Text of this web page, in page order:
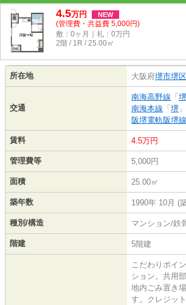
4.5万円 NEW
(管理費・共益費 5,000円)
敷：0ヶ月｜礼：0万円
2階 / 1R / 25.00㎡
所在地 大阪府堺市堺区
交通
南海高野線 「
南海本線 「 堺
阪堺電軌阪堺線
賃料 4.5万円
管理費等 5,000円
面積 25.00㎡
築年数 1990年 10月 (
種別/構造 マンション/鉄
階建 5階建
こだわりポイ
ション。共用
地内ごみ置き
す。クレジッ